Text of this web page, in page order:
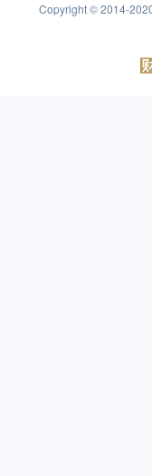
Copyright © 2014-